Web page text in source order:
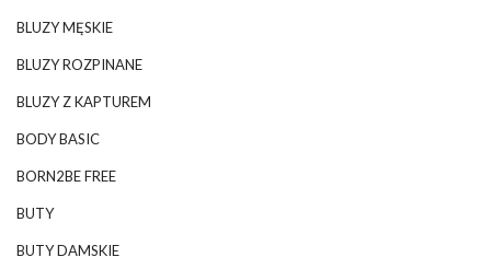
BLUZY MĘSKIE
BLUZY ROZPINANE
BLUZY Z KAPTUREM
BODY BASIC
BORN2BE FREE
BUTY
BUTY DAMSKIE